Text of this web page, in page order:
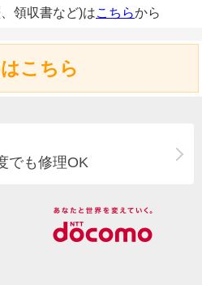
領収書など)はこちらから
こちら
でも修理OK